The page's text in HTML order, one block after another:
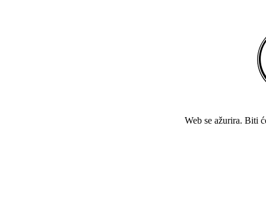
Web se ažurira. Biti